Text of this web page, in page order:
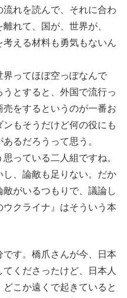
れを読んで、それに合わ
れて、国が、世界が、
える材料も勇気もないん
ってほぼ空っぽなんで
とすると、外国で流行っ
をするというのが一番お
もそうだけど何の役にも
るだろうって思う。
っている二人組ですね。
、論敵も足りない。だか
がいるつもりで、議論し
クライナ』はそういう本
す。橋爪さんが今、日本
くださったけど、日本人
こか遠くで起きていると